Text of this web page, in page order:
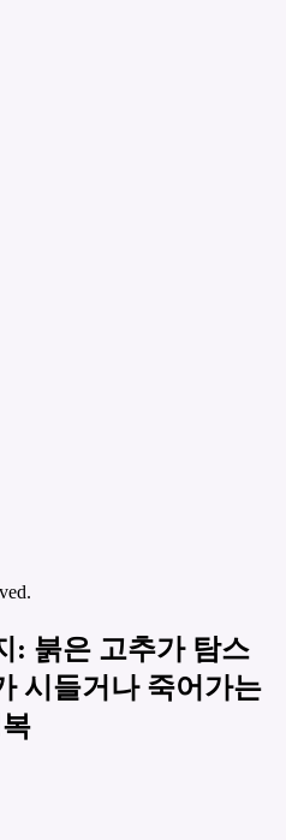
: 붉은 고추가 탐스
시들거나 죽어가는